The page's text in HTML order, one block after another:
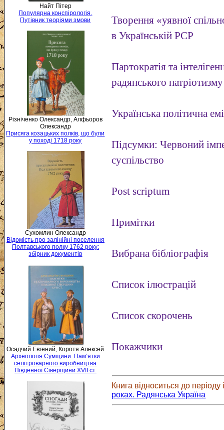
Найт Пітер
Популярна конспірологія.
Путівник теоріями змови
Різніченко Олександр, Алфьоров
Олександр
Присяга козацьких полків, що були
у поході 1718 року
Сухомлин Олександр
Відомість про залінійні поселення
Полтавського полку 1762 року:
збірник документів
Осадчий Евгений, Коротя Алексей
Археологія Сумщини. Пам’ятки
селітроварного виробництва
Південної Сіверщини XVII ст.
Творення «уявної
в Українській PCP
Партократія та
радянського патріотизму
Українська політична
Підсумки: Червоний
суспільство
Post scriptum
Примітки
Вибрана бібліографія
Список ілюстрацій
Список скорочень
Покажчики
Книга відноситься до періоду
роках. Радянська Україна